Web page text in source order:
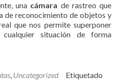
una cámara de rastreo que
de reconocimiento de objetos y
que nos permite superponer
situación de forma
, Uncategorized
Etiquetado